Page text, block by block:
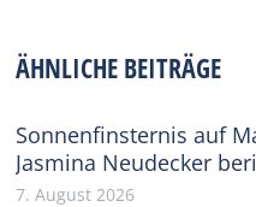
ÄHNLICHE BEITRÄGE
Sonnenfinsternis auf
Jasmina Neudecker
7. August 2026